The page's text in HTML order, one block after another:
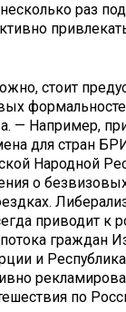
раз
стоит
— Например,
для стран
Народной
о
приводит к
граждан
и
по